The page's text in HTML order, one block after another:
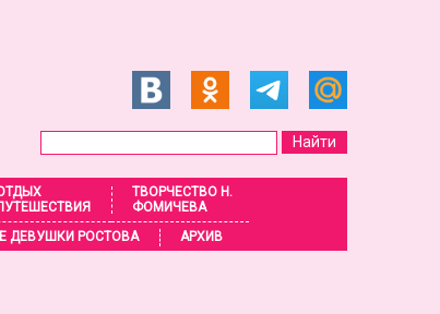
ТВОРЧЕСТВО Н.
ФОМИЧЕВА
ДЕВУШКИ РОСТОВА АРХИВ